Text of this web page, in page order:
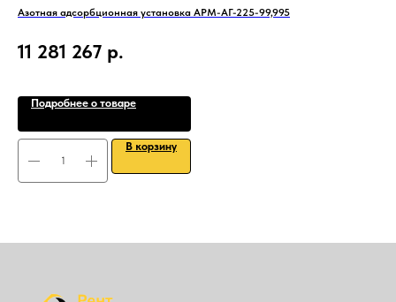
Азотная адсорбционная установка АРМ-АГ-225-99,995
11 281 267 р.
Подробнее о товаре
В корзину